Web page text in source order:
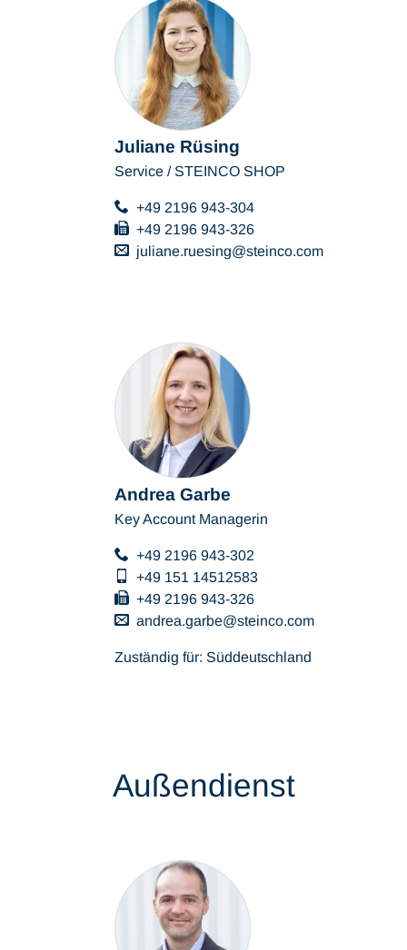
Juliane Rüsing
Service / STEINCO SHOP
+49 2196 943-304
+49 2196 943-326
juliane.ruesing
steinco com
Andrea Garbe
Key Account Managerin
+49 2196 943-302
+49 151 14512583
+49 2196 943-326
andrea.garbe
steinco com
Zuständig für: Süddeutschland
Außendienst